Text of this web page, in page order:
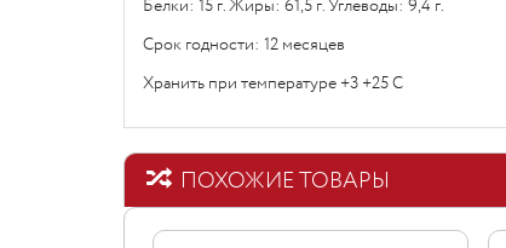
Белки: 15 г. Жиры: 61,5 г. Углеводы: 9,4 г.
Срок годности: 12 месяцев
Хранить при температуре +3 +25 С
ПОХОЖИЕ ТОВАРЫ